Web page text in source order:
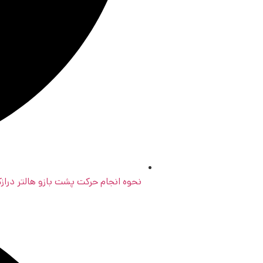
نحوه انجام حرکت پشت بازو هالتر